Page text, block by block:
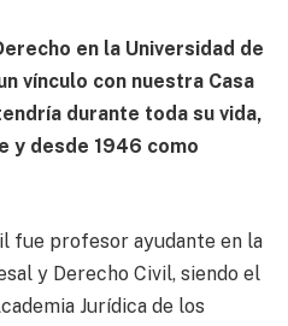
en la Universidad de
vínculo con nuestra Casa
durante toda su vida,
y desde 1946 como
fue profesor ayudante en la
y Derecho Civil, siendo el
Jurídica de los